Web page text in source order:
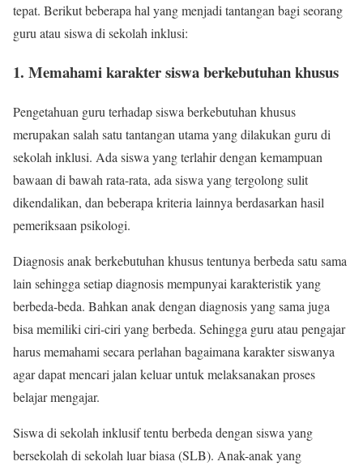
tepat. Berikut beberapa hal yang menjadi tantangan bagi seorang
guru atau siswa di sekolah inklusi:
1. Memahami karakter siswa berkebutuhan khusus
Pengetahuan guru terhadap siswa berkebutuhan khusus
merupakan salah satu tantangan utama yang dilakukan guru di
sekolah inklusi. Ada siswa yang terlahir dengan kemampuan
bawaan di bawah rata-rata, ada siswa yang tergolong sulit
dikendalikan, dan beberapa kriteria lainnya berdasarkan hasil
pemeriksaan psikologi.
Diagnosis anak berkebutuhan khusus tentunya berbeda satu sama
lain sehingga setiap diagnosis mempunyai karakteristik yang
berbeda-beda. Bahkan anak dengan diagnosis yang sama juga
bisa memiliki ciri-ciri yang berbeda. Sehingga guru atau pengajar
harus memahami secara perlahan bagaimana karakter siswanya
agar dapat mencari jalan keluar untuk melaksanakan proses
belajar mengajar.
Siswa di sekolah inklusif tentu berbeda dengan siswa yang
bersekolah di sekolah luar biasa (SLB). Anak-anak yang